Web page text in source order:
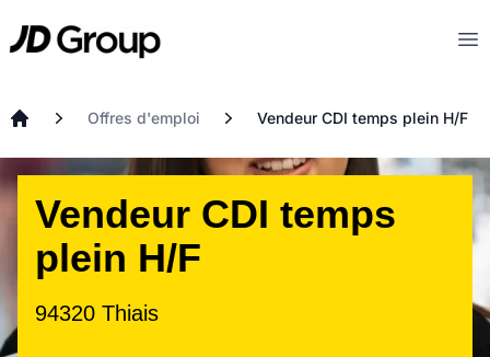
JD
Offres d'emploi Vendeur CDI temps plein H/F
Vendeur CDI temps
plein H/F
94320 Thiais